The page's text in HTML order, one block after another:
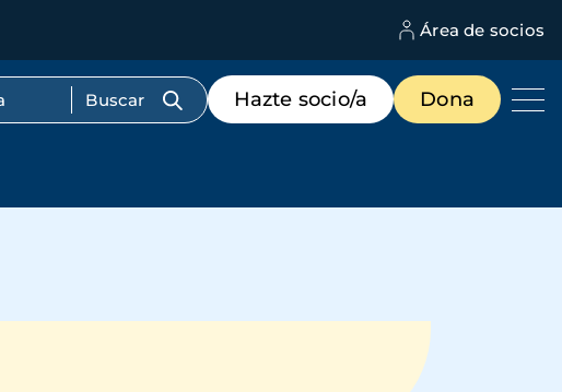
Área de socios
Menú
de
destacados
Hazte socio/a Dona